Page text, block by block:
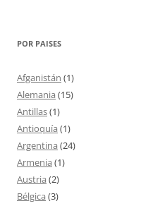
POR PAISES
Afganistán (1)
Alemania (15)
Antillas(1)
Antioquía (1)
Argentina (24)
Armenia (1)
Austria (2)
Bélgica (3)